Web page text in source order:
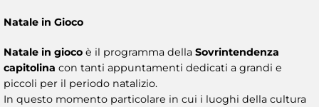
Natale in Gioco
Natale in gioco è il programma della Sovrintendenza
capitolina con tanti appuntamenti dedicati a grandi e
piccoli per il periodo natalizio.
In questo momento particolare in cui i luoghi della cultura